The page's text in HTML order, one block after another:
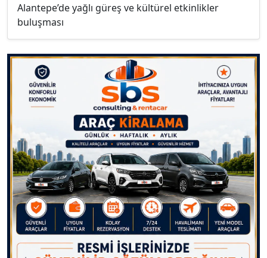
Alantepe’de yağlı güreş ve kültürel etkinlikler
buluşması